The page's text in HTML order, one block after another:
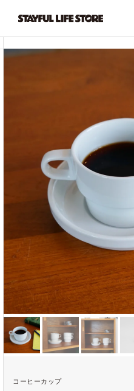
コーヒーカップ